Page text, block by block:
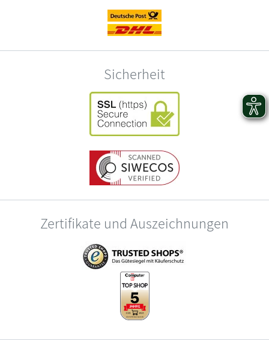
Sicherheit
Zertifikate und Auszeichnungen